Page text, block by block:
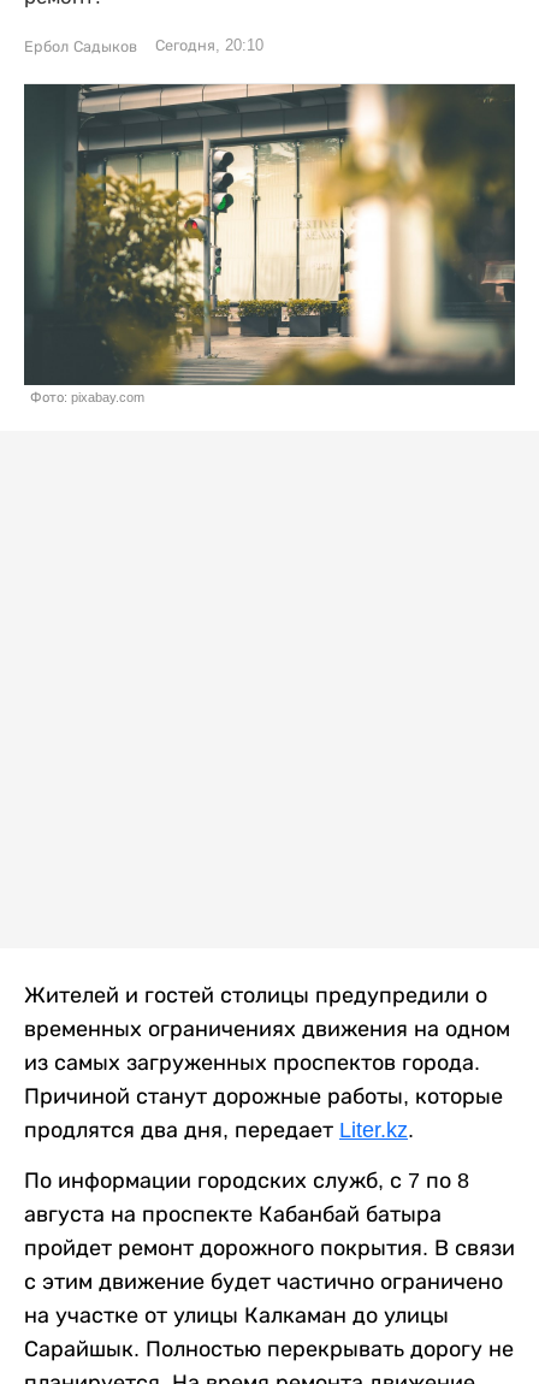
Ербол Садыков Сегодня, 20:10
Фото: pixabay.com
Жителей и гостей столицы предупредили о
временных ограничениях движения на одном
из самых загруженных проспектов города.
Причиной станут дорожные работы, которые
продлятся два дня, передает Liter.kz.
По информации городских служб, с 7 по 8
августа на проспекте Кабанбай батыра
пройдет ремонт дорожного покрытия. В связи
с этим движение будет частично ограничено
на участке от улицы Калкаман до улицы
Сарайшык. Полностью перекрывать дорогу не